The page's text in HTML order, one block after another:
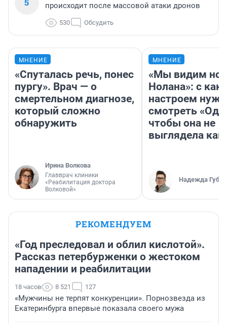
происходит после массовой атаки дронов
530 Обсудить
МНЕНИЕ
«Спуталась речь, понес
пургу». Врач — о
смертельном диагнозе,
который сложно
обнаружить
Ирина Волкова
Главврач клиники
«Реабилитация доктора
Волковой»
МНЕНИЕ
«Мы видим
Нолана»: с
настроем
смотреть
чтобы она не
выглядела как
Надежда
РЕКОМЕНДУЕМ
«Год преследовал и облил кислотой».
Рассказ петербурженки о жестоком
нападении и реабилитации
18 часов 8 521 127
«Мужчины не терпят конкуренции». Порнозвезда из
Екатеринбурга впервые показала своего мужа